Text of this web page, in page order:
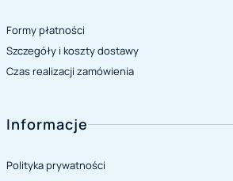
Formy płatności
Szczegóły i koszty dostawy
Czas realizacji zamówienia
Informacje
Polityka prywatności